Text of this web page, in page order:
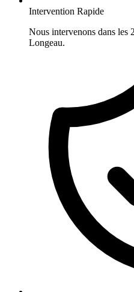
Intervention Rapide
Nous intervenons dans les
Longeau.